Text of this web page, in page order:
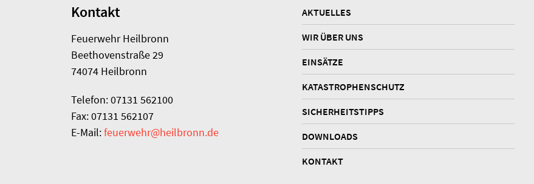
Kontakt
Feuerwehr Heilbronn
Beethovenstraße 29
74074 Heilbronn
Telefon: 07131 562100
Fax: 07131 562107
E-Mail:feuerwehr@heilbronn.de
AKTUELLES
WIR ÜBER UNS
EINSÄTZE
KATASTROPHENSCHUTZ
SICHERHEITSTIPPS
DOWNLOADS
KONTAKT